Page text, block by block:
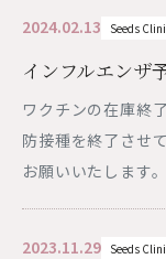
2024.02.13 Seeds
インフルエンザ
ワクチンの在庫終
防接種を終了させ
お願いいたします
2023.11.29 Seeds